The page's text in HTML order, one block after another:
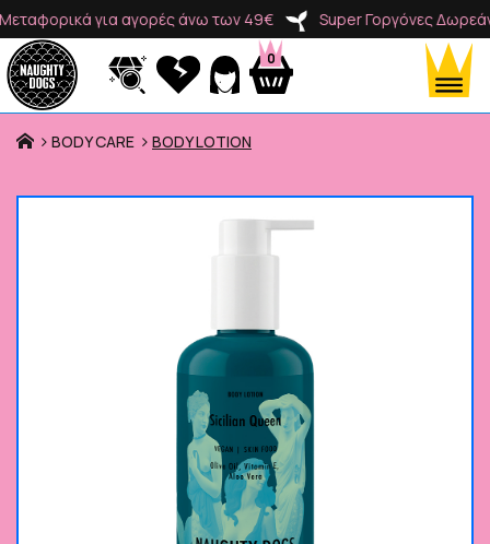
για αγορές άνω των 49€ Super Γοργόνες Δωρεάν
0
Προϊόντα
BODY CARE BODY LOTION